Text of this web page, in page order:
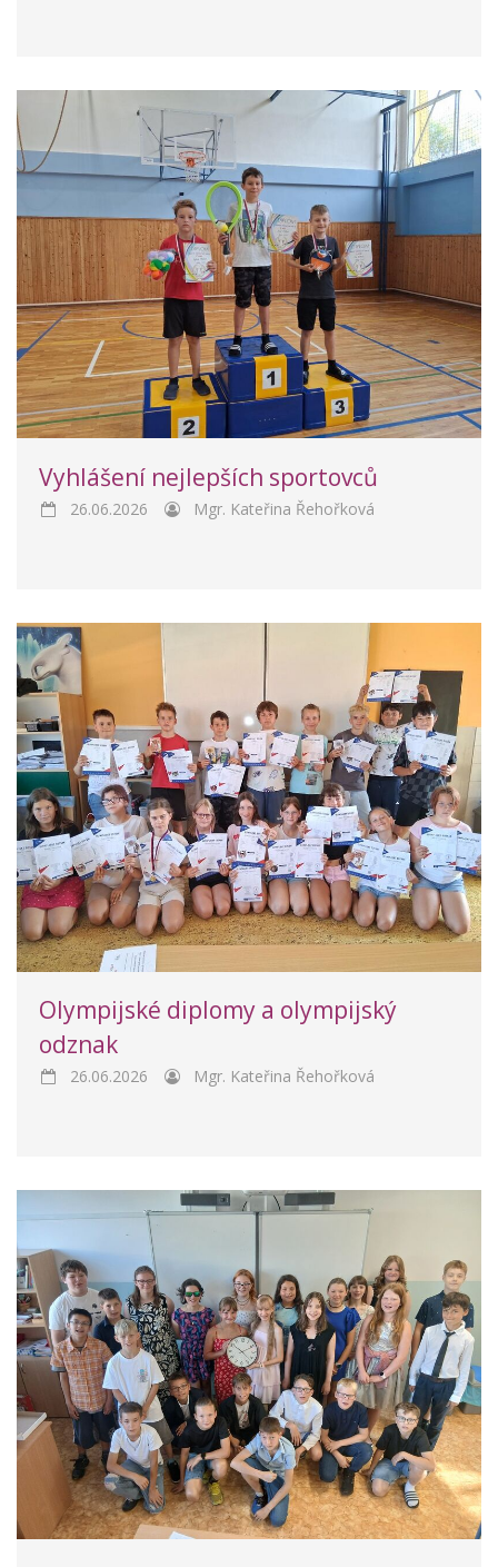
Vyhlášení nejlepších sportovců
26.06.2026 Mgr. Kateřina Řehořková
Olympijské diplomy a olympijský
odznak
26.06.2026 Mgr. Kateřina Řehořková